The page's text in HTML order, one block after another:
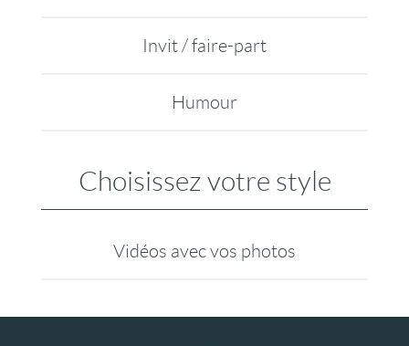
Invit / faire-part
Humour
Choisissez votre style
Vidéos avec vos photos